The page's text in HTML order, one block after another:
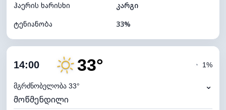
ჰაერის ხარისხი
კარგი
ტენიანობა
33%
ღრუბლიანობა
ნამის წერტილი
ხილვადობა
14:00 33°
მგრძნობელობა 33°
◔ 1%
⌄
მოწმენდილი